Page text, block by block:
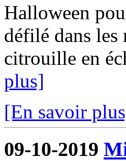
Halloween
défilé dans
citrouille en
plus]
[En savoir
09-10-2019